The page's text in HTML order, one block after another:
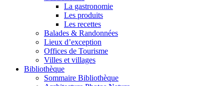
La gastronomie
Les produits
Les recettes
Balades & Randonnées
Lieux d’exception
Offices de Tourisme
Villes et villages
Bibliothèque
Sommaire Bibliothèque